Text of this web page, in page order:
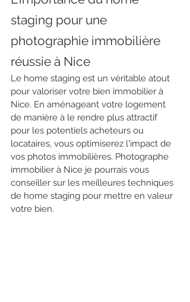
staging pour une
photographie immobilière
réussie à Nice
Le home staging est un véritable atout
pour valoriser votre bien immobilier à
Nice. En aménageant votre logement
de manière à le rendre plus attractif
pour les potentiels acheteurs ou
locataires, vous optimiserez l'impact de
vos photos immobilières. Photographe
immobilier à Nice je pourrais vous
conseiller sur les meilleures techniques
de home staging pour mettre en valeur
votre bien.